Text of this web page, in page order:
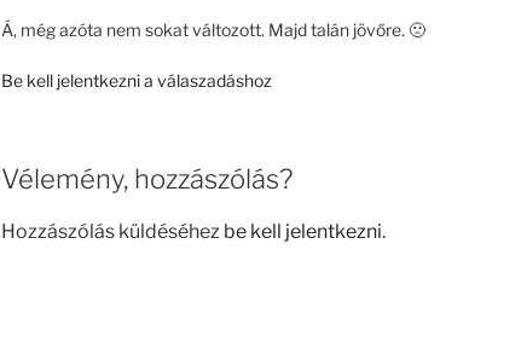
Á, még azóta nem sokat változott. Majd talán jövőre. 🙁
Be kell jelentkezni a válaszadáshoz
Vélemény, hozzászólás?
Hozzászólás küldéséhez be kell jelentkezni.